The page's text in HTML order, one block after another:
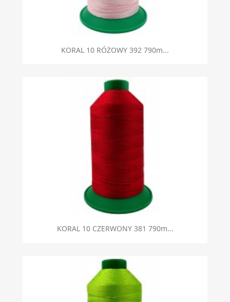
KORAL 10 RÓŻOWY 392 790m...
KORAL 10 CZERWONY 381 790m...